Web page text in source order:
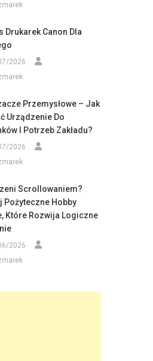
Drukarek Canon Dla
2026
Przemysłowe – Jak
Urządzenie Do
I Potrzeb Zakładu?
2026
Scrollowaniem?
Pożyteczne Hobby
Które Rozwija Logiczne
2026